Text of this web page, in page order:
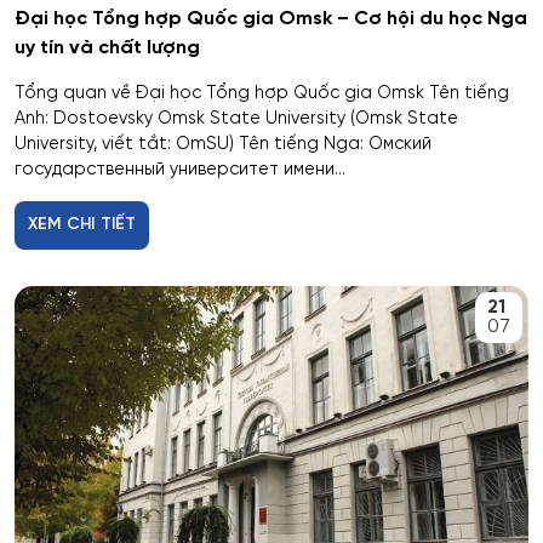
Công nghệ thực phẩm và tổ chức dịch vụ ăn uống
Công nghệ tài chính số và pháp luật
Công nghệ và thiết kế sản phẩm dệt may
Công nghệ xử lý vật liệu nghệ thuật
Công tác xã hội
Công tác xã hội (hướng thanh niên)
Cơ học và mô hình toán học
Cơ học ứng dụng
Đại học Tổng hợp Quốc gia Omsk – Cơ hội du học Nga
uy tín và chất lượng
Tổng quan về Đại học Tổng hợp Quốc gia Omsk Tên tiếng
Anh: Dostoevsky Omsk State University (Omsk State
University, viết tắt: OmSU) Tên tiếng Nga: Омский
государственный университет имени...
XEM CHI TIẾT
21
07